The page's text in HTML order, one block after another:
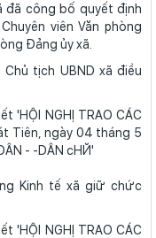
đã công bố quyết định
viên Văn phòng
Đảng ủy xã.
tịch UBND xã điều
Kinh tế xã giữ chức